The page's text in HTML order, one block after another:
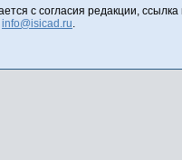
с согласия редакции,
info@isicad.ru.